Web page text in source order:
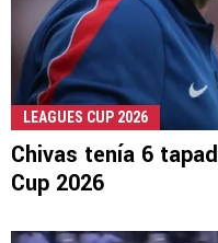
LEAGUES CUP 2026
Chivas tenía 6
Cup 2026